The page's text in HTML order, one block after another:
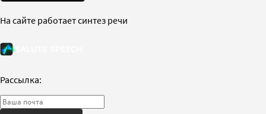
На сайте работает синтез речи
Рассылка: